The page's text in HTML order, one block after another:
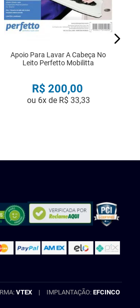
Apoio Para Lavar A Cabeça No
Leito Perfetto Mobilitta
R$ 200,00
ou 6x de R$ 33,33
VTEX | IMPLANTAÇÃO: EFCINCO